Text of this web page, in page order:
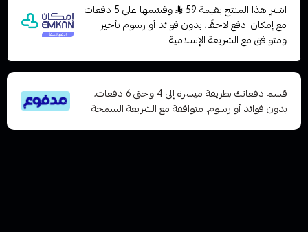
اشترِ هذا المنتج بقيمة 59
وقسّمها على 5 دفعات
مع إمكان ادفع لاحقًا، بدون فوائد أو رسوم تأخير
ومتوافق مع الشريعة الإسلامية
قسم دفعاتك بطريقة ميسرة إلى 4 وحتى 6 دفعات،
بدون فوائد أو رسوم. متوافقة مع الشريعة السمحة